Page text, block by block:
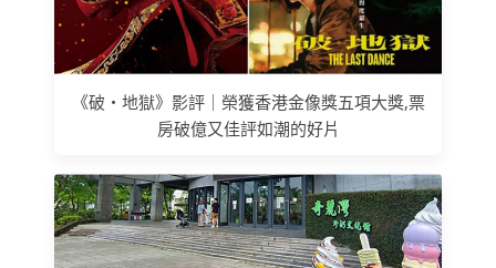
《破‧地獄》影評｜榮獲香港金像獎五項大獎,票
房破億又佳評如潮的好片